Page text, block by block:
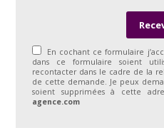
En cochant ce formulaire
dans ce formulaire soient
recontacter dans le cadre de la
de cette demande. Je peux
soient supprimées à cette
agence.com